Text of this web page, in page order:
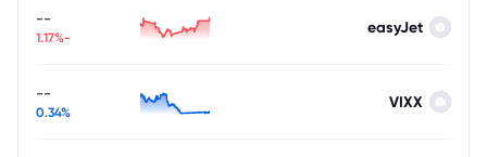
easyJet
--
-1.17%
VIXX
--
0.34%